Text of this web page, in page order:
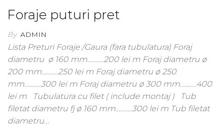
Foraje puturi pret
By ADMIN
Lista Preturi Foraje /Gaura (fara tubulatura) Foraj
diametru ø 160 mm……….200 lei m Foraj diametru ø
200 mm……….250 lei m Foraj diametru ø 250
mm……….300 lei m Foraj diametru ø 300 mm……….400
lei m Tubulatura cu filet ( include montaj ) Tub
filetat diametru fj ø 160 mm……….300 lei m Tub filetat
diametru…